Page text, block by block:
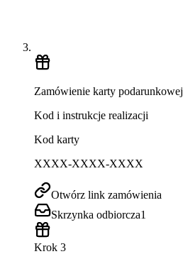
Zamówienie karty podarunkowej
Kod i instrukcje realizacji
Kod karty
XXXX-XXXX-XXXX
Otwórz link zamówienia
Skrzynka odbiorcza1
Krok 3